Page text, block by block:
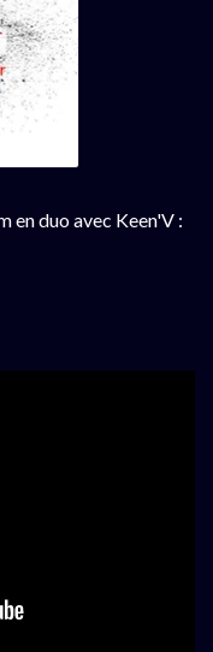
en duo avec Keen'V :